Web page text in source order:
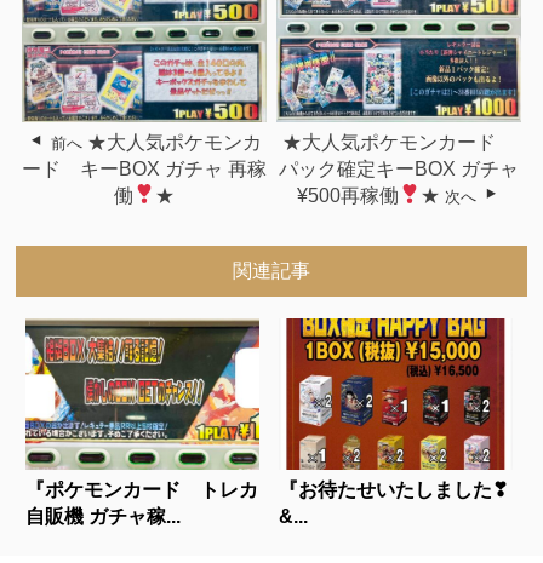
前へ ★大人気ポケモンカ
ード キーBOX ガチャ 再稼
働
★
★大人気ポケモンカード
パック確定キーBOX ガチャ
¥500再稼働
★ 次へ
関連記事
『ポケモンカード トレカ
自販機 ガチャ稼...
『お待たせいたしました❣
&...